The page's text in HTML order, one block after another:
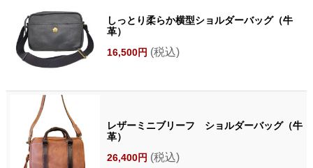
しっとり柔らか横型ショルダーバッグ（牛
革）
16,500円 (税込)
レザーミニブリーフ ショルダーバッグ（牛
革）
26,400円 (税込)